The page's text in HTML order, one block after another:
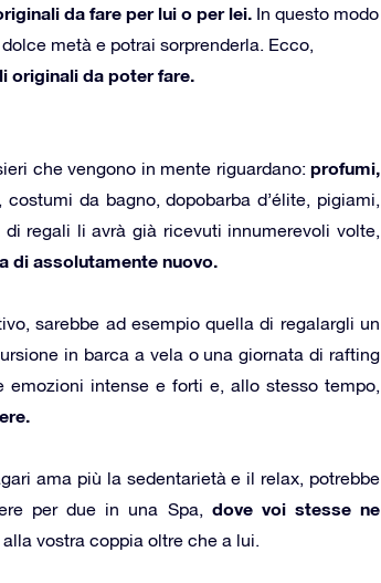
da fare per lui o per lei. In questo modo
metà e potrai sorprenderla. Ecco,
originali da poter fare.
che vengono in mente riguardano: profumi,
da bagno, dopobarba d’élite, pigiami,
regali li avrà già ricevuti innumerevoli volte,
di assolutamente nuovo.
sarebbe ad esempio quella di regalargli un
in barca a vela o una giornata di rafting
emozioni intense e forti e, allo stesso tempo,
ama più la sedentarietà e il relax, potrebbe
per due in una Spa, dove voi stesse ne
vostra coppia oltre che a lui.